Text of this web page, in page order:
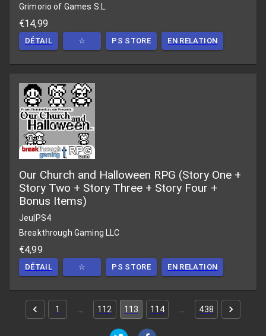
Grimorio of Games S.L.
€14,99
DÉTAIL ☆ PS STORE EN RELATION
Our Church and Halloween RPG (Story One +
Story Two + Story Three + Story Four +
Bonus Items)
Jeu PS4
Breakthrough Gaming LLC
€4,99
DÉTAIL ☆ PS STORE EN RELATION
1 112 113 114 438